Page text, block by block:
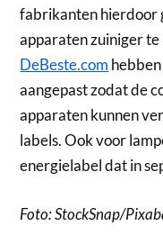
fabrikanten hierdoor
apparaten zuiniger
DeBeste.com
aangepast zodat de
apparaten kunnen
labels. Ook voor
energielabel dat in
Foto: StockSnap/